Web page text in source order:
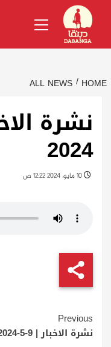
content
Menu
HOME
ALL NEWS
2024
Continue
Reading
Previous
نشرة الاخبار | 9-5-2024